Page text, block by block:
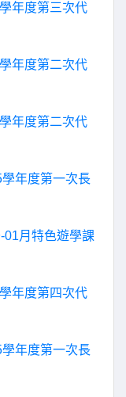
年度第三次代
年度第二次代
年度第二次代
年度第一次長
01月特色遊學課
年度第四次代
年度第一次長